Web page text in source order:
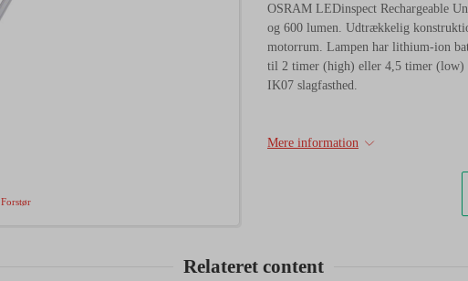
Forstør
OSRAM LEDinspect Rechargeable
og 600 lumen. Udtrækkelig
motorrum. Lampen har lithium-ion
til 2 timer (high) eller 4,5 timer (low)
IK07 slagfasthed.
Mere information
Relateret content